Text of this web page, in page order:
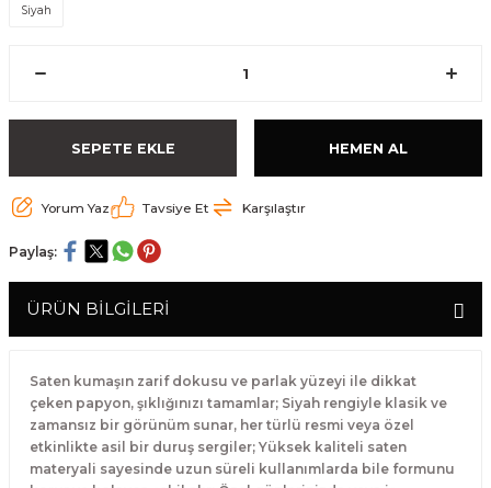
Siyah
SEPETE EKLE HEMEN AL
Yorum Yaz Tavsiye Et Karşılaştır
Paylaş:
ÜRÜN BİLGİLERİ
Saten kumaşın zarif dokusu ve parlak yüzeyi ile dikkat
çeken papyon, şıklığınızı tamamlar; Siyah rengiyle klasik ve
zamansız bir görünüm sunar, her türlü resmi veya özel
etkinlikte asil bir duruş sergiler; Yüksek kaliteli saten
materyali sayesinde uzun süreli kullanımlarda bile formunu